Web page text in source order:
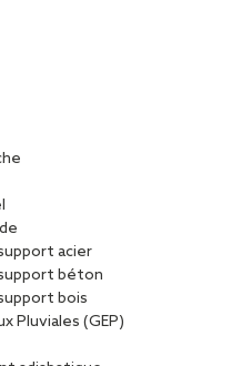
acier
béton
bois
Pluviales (GEP)